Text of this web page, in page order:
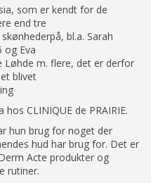
som er kendt for de
end tre
bl.a. Sarah
og Eva
Løhde m. flere, det er derfor
blivet
CLINIQUE de PRAIRIE.
hun brug for noget der
hud har brug for. Det er
Acte produkter og
rutiner.